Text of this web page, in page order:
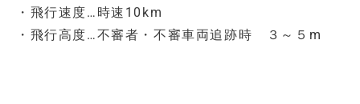
・飛行速度…時速10km
・飛行高度…不審者・不審車両追跡時 ３～５m